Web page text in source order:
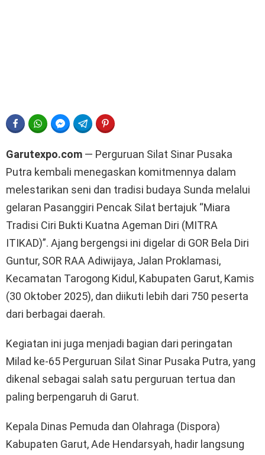
FACEBOOKWHATSAPPFACEBOOK MESSENGER
TELEGRAM
Garutexpo.com — Perguruan Silat Sinar Pusaka
Putra kembali menegaskan komitmennya dalam
melestarikan seni dan tradisi budaya Sunda melalui
gelaran Pasanggiri Pencak Silat bertajuk “Miara
Tradisi Ciri Bukti Kuatna Ageman Diri (MITRA
ITIKAD)”. Ajang bergengsi ini digelar di GOR Bela Diri
Guntur, SOR RAA Adiwijaya, Jalan Proklamasi,
Kecamatan Tarogong Kidul, Kabupaten Garut, Kamis
(30 Oktober 2025), dan diikuti lebih dari 750 peserta
dari berbagai daerah.
Kegiatan ini juga menjadi bagian dari peringatan
Milad ke-65 Perguruan Silat Sinar Pusaka Putra, yang
dikenal sebagai salah satu perguruan tertua dan
paling berpengaruh di Garut.
Kepala Dinas Pemuda dan Olahraga (Dispora)
Kabupaten Garut, Ade Hendarsyah, hadir langsung